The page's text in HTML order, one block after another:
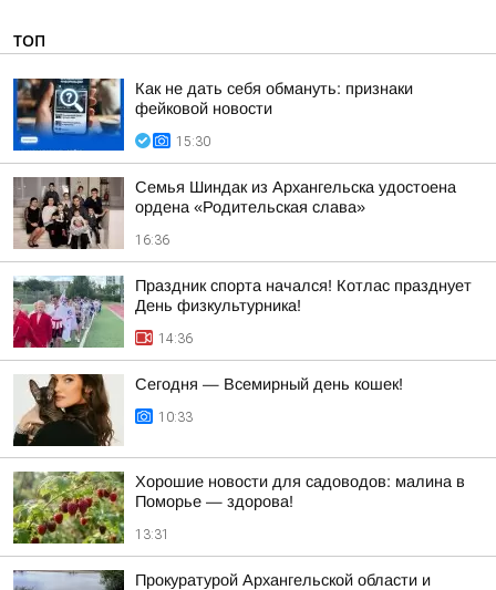
ТОП
Как не дать себя обмануть: признаки
фейковой новости
15:30
Семья Шиндак из Архангельска удостоена
ордена «Родительская слава»
16:36
Праздник спорта начался! Котлас празднует
День физкультурника!
14:36
Сегодня — Всемирный день кошек!
10:33
Хорошие новости для садоводов: малина в
Поморье — здорова!
13:31
Прокуратурой Архангельской области и